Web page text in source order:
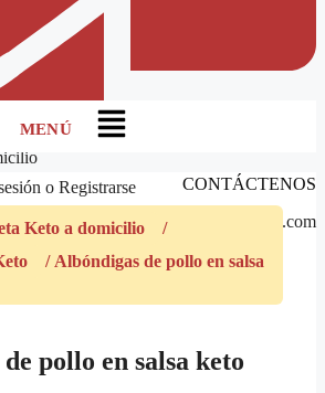
CONTÁCTENOS
marketing@guisos.com
o Registrarse
Menú
Keto a domicilio
/
/ Albóndigas de pollo en salsa
pollo en salsa keto